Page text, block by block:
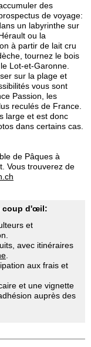
des
de voyage:
un labyrinthe sur
ou la
à partir de lait cru
tournez le bois
Lot-et-Garonne.
sur la plage et
vous sont
Passion, les
reculés de France.
large et est donc
dans certains cas.
de Pâques à
Vous trouverez de
coup d'œil:
et
avec itinéraires
.
aux frais et
et une vignette
auprès des